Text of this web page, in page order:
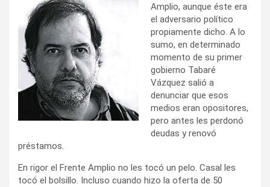
Amplio, aunque éste era
el adversario político
propiamente dicho. A lo
sumo, en determinado
momento de su primer
gobierno Tabaré
Vázquez salió a
denunciar que esos
medios eran opositores,
pero antes les perdonó
deudas y renovó
préstamos.
En rigor el Frente Amplio no les tocó un pelo. Casal les
tocó el bolsillo. Incluso cuando hizo la oferta de 50